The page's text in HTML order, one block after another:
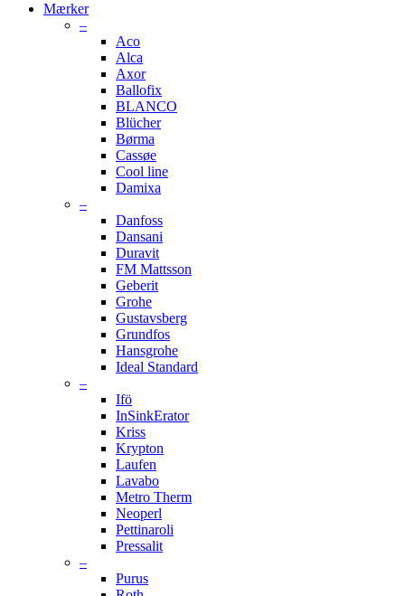
Mærker
–
Aco
Alca
Axor
Ballofix
BLANCO
Blücher
Børma
Cassøe
Cool line
Damixa
–
Danfoss
Dansani
Duravit
FM Mattsson
Geberit
Grohe
Gustavsberg
Grundfos
Hansgrohe
Ideal Standard
–
Ifö
InSinkErator
Kriss
Krypton
Laufen
Lavabo
Metro Therm
Neoperl
Pettinaroli
Pressalit
–
Purus